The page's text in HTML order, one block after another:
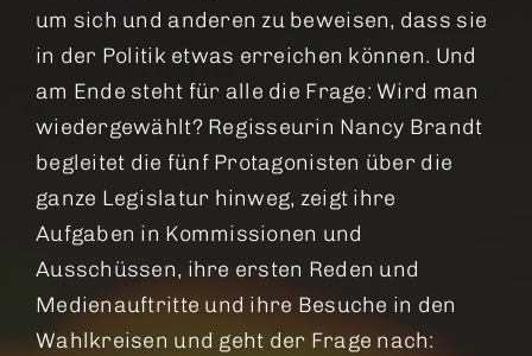
um sich und anderen zu beweisen, dass sie
in der Politik etwas erreichen können. Und
am Ende steht für alle die Frage: Wird man
wiedergewählt? Regisseurin Nancy Brandt
begleitet die fünf Protagonisten über die
ganze Legislatur hinweg, zeigt ihre
Aufgaben in Kommissionen und
Ausschüssen, ihre ersten Reden und
Medienauftritte und ihre Besuche in den
Wahlkreisen und geht der Frage nach: